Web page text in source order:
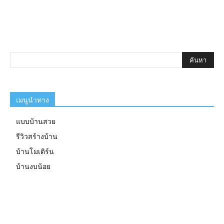
เมนูนำทาง
แบบบ้านสวย
รีวิวสร้างบ้าน
บ้านโมเดิร์น
บ้านงบน้อย